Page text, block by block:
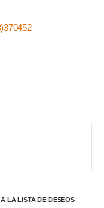
LA LISTA DE DESEOS